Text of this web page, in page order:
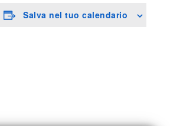
Salva nel tuo calendario